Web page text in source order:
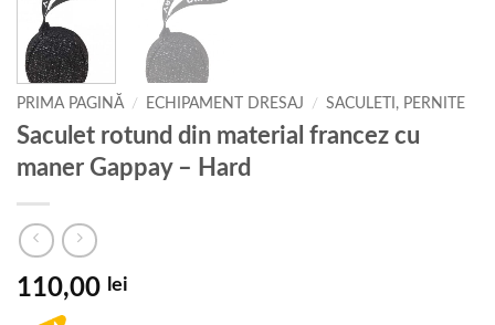
PRIMA PAGINĂ / ECHIPAMENT DRESAJ / SACULETI, PERNITE
Saculet rotund din material francez cu
maner Gappay – Hard
110,00 lei